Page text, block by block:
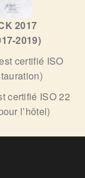
2017
2019)
certifié ISO
certifié ISO 22
l’hôtel)